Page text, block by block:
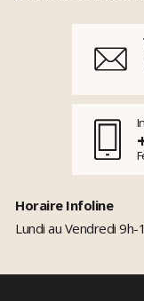
Horaire Infoline
Lundi au Vendredi